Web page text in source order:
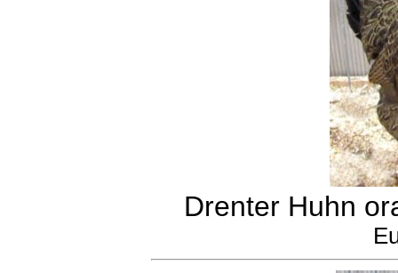
Drenter Huhn